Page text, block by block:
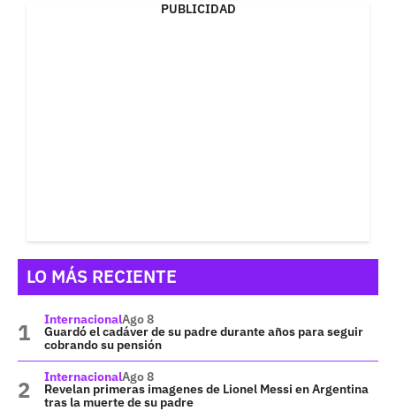
PUBLICIDAD
LO MÁS RECIENTE
InternacionalAgo 8
Guardó el cadáver de su padre durante años para seguir
cobrando su pensión
InternacionalAgo 8
Revelan primeras imagenes de Lionel Messi en Argentina
tras la muerte de su padre